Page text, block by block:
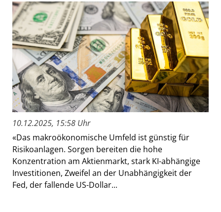
10.12.2025, 15:58 Uhr
«Das makroökonomische Umfeld ist günstig für
Risikoanlagen. Sorgen bereiten die hohe
Konzentration am Aktienmarkt, stark KI-abhängige
Investitionen, Zweifel an der Unabhängigkeit der
Fed, der fallende US-Dollar...